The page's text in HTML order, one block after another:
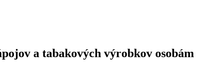
a tabakových výrobkov